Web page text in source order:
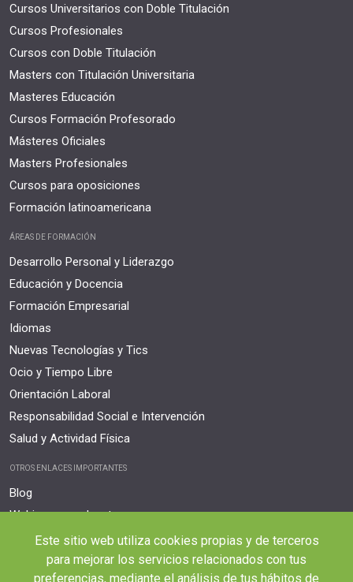
Cursos Universitarios con Doble Titulación
Cursos Profesionales
Cursos con Doble Titulación
Masters con Titulación Universitaria
Masteres Educación
Cursos Formación Profesorado
Másteres Oficiales
Masters Profesionales
Cursos para oposiciones
Formación latinoamericana
ÁREAS DE FORMACIÓN
Desarrollo Personal y Liderazgo
Educación y Docencia
Formación Empresarial
Idiomas
Nuevas Tecnologías y Tics
Ocio y Tiempo Libre
Orientación Laboral
Responsabilidad Social e Intervención
Salud y Actividad Física
OTROS ENLACES IMPORTANTES
Blog
Webinars y podcast
Revista Innovación Educativa
Contexto Educativo
Este sitio web utiliza cookies propias y de terceros
para mejorar los servicios relacionados con tus
preferencias, mediante el análisis de tus hábitos de